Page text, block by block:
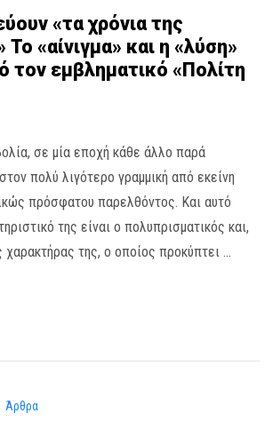
«τα χρόνια της
«αίνιγμα» και η «λύση»
τον εμβληματικό «Πολίτη
σε μία εποχή κάθε άλλο παρά
πολύ λιγότερο γραμμική από εκείνη
πρόσφατου παρελθόντος. Και αυτό
της είναι ο πολυπρισματικός και,
χαρακτήρας της, ο οποίος προκύπτει …
Άρθρα